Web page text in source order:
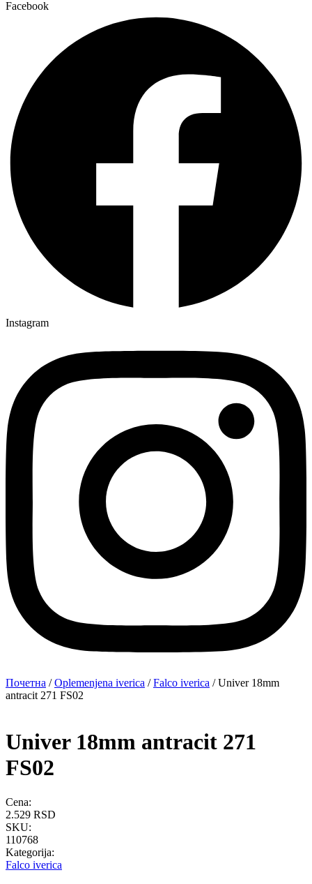
Facebook
Instagram
Почетна /Oplemenjena iverica /Falco iverica / Univer 18mm
antracit 271 FS02
Univer 18mm antracit 271
FS02
Cena:
2.529 RSD
SKU:
110768
Kategorija:
Falco iverica